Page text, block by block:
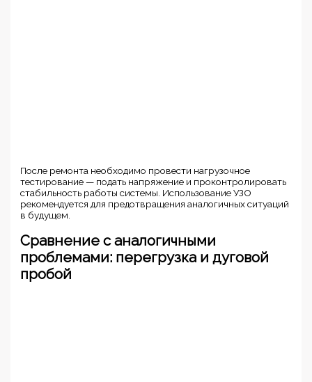
После ремонта необходимо провести нагрузочное
тестирование — подать напряжение и проконтролировать
стабильность работы системы. Использование УЗО
рекомендуется для предотвращения аналогичных ситуаций
в будущем.
Сравнение с аналогичными
проблемами: перегрузка и дуговой
пробой